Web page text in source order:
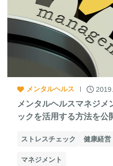
メンタルヘルス
メンタルヘルスマネジメ
ックを活用する方法を公
ストレスチェック 健康経営
マネジメント